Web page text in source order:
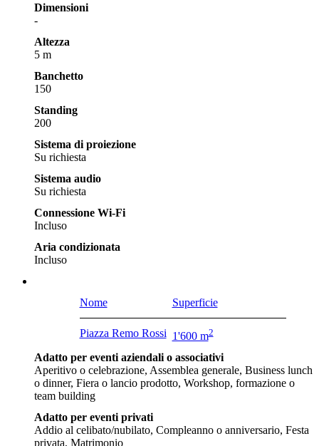
Dimensioni
-
Altezza
5 m
Banchetto
150
Standing
200
Sistema di proiezione
Su richiesta
Sistema audio
Su richiesta
Connessione Wi-Fi
Incluso
Aria condizionata
Incluso
Nome Superficie
Piazza Remo Rossi 1'600 m2
Adatto per eventi aziendali o associativi
Aperitivo o celebrazione, Assemblea generale, Business lunch
o dinner, Fiera o lancio prodotto, Workshop, formazione o
team building
Adatto per eventi privati
Addio al celibato/nubilato, Compleanno o anniversario, Festa
privata, Matrimonio